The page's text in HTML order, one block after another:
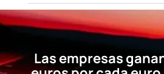
Las empresas